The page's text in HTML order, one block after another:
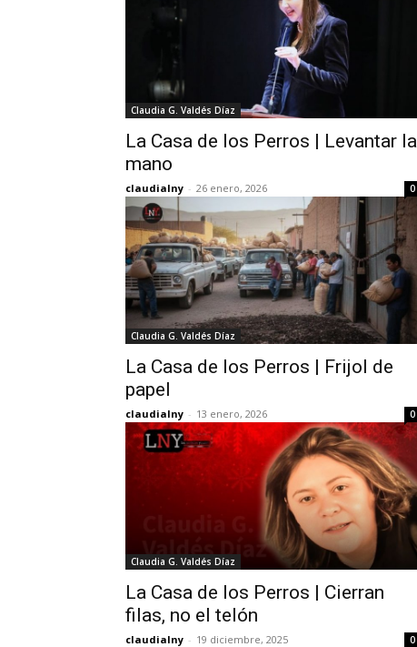
Claudia G. Valdés Díaz
La Casa de los Perros | Levantar la
mano
claudialny - 26 enero, 2026 0
Claudia G. Valdés Díaz
La Casa de los Perros | Frijol de
papel
claudialny - 13 enero, 2026 0
Claudia G. Valdés Díaz
La Casa de los Perros | Cierran
filas, no el telón
claudialny - 19 diciembre, 2025 0